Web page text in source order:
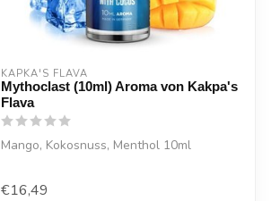
KAPKA'S FLAVA
Mythoclast (10ml) Aroma von Kakpa's
Flava
Mango, Kokosnuss, Menthol 10ml
€16,49